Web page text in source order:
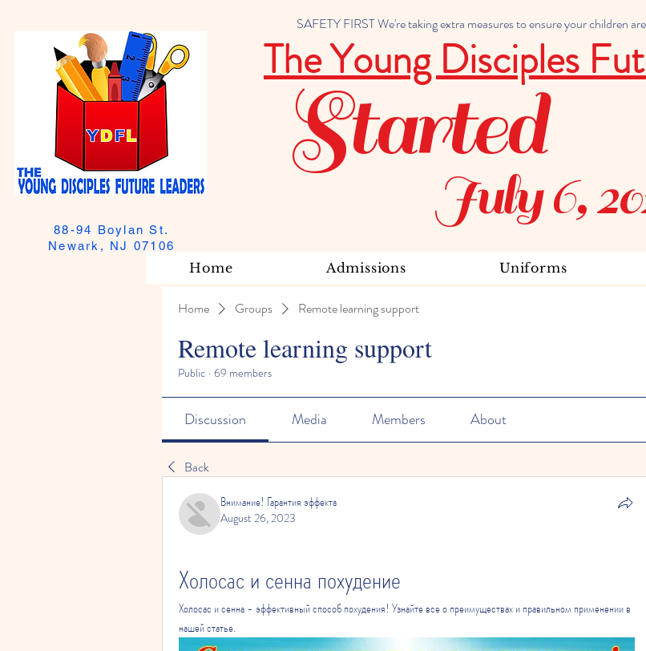
SAFETY FIRST We're taking extra measures to ensure your children
88-94 Boylan St.
Newark, NJ 07106
The Young Disciples
July 6,
Started
Home Admissions Uniforms
Home Groups Remote learning support
Remote learning support
Public · 69 members
Discussion Media Members About
Back
Внимание! Гарантия эффекта
August 26, 2023
Холосас и сенна похудение
Холосас и сенна - эффективный способ похудения! Узнайте все о преимуществах и правильном применении в
нашей статье.